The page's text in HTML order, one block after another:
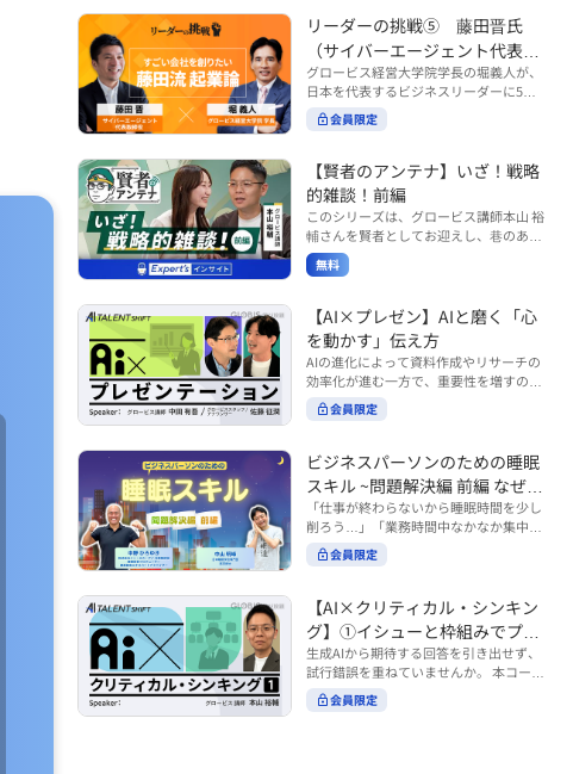
す。 本コースでは、基礎的なコーチング
の考え方を押さえたうえで、実際の職場
で起こりがちな事例をもとに、相手の思
考と行動を引き出す関わり方を学びま
す。 また、代表的なコーチングのフレー
ムワークである「GROWモデル」を取り
の主体性を引き出していくのかを、わか
りやすく解説します。 メンバーとの対話
を、成長を促す機会へと変えていく。そ
の第一歩としておすすめのコースです。
コース内で紹介している「傾聴力」を深
めたい方は、こちらも合わせてご覧くだ
さい。 ・傾聴力 ~リーダーのための聴く
is.co.jp/ja/courses/fe285262/learn/step
s/59808 ・傾聴力 ~リーダーのための聴
く技術~（実践編） https://unlimited.gl
obis.co.jp/ja/courses/01d24a39/learn/s
teps/59813 ※本動画は、制作時点の情
報に基づき作成したものです（2026年6
月制作）
バックオフィス」では、人事・総務・労
務・経理・情報システムなどのバックオ
フィス領域において、定型業務の自動化
や効率化といった現場レベルのAI活用だ
けでなく、いかにして経営や戦略に貢献
する存在へと進化していくのかについて
考えを深め、学んでいきます。 ■こんな
理・情シスなど、バックオフィス部門を
率いるリーダー・マネージャーの方 ・バ
ックオフィス業務へのAI活用やDX推進を
担っている方 ・AI時代におけるバックオ
フィスの役割や戦略のあり方を考えたい
方 ■AIシフトシリーズとは？ 『AI BUSI
で設計された全12回のシリーズです。
（順次公開） https://unlimited.globis.c
o.jp/ja/tags/AI%E3%83%93%E3%82%B
8%E3%83%8D%E3%82%B9%E3%82%
B7%E3%83%95%E3%83%88 ・基礎編
（第1回〜3回）：リーダーやマネージャ
ーに求められる、AI時代の基礎的なリテ
ジメント編（第4回〜7回）：AI時代のリ
ーダーシップや組織変革を中心に学ぶコ
ース ・機能別戦略編（第8回〜12回）：
AI時代における機能別での戦略のあり方
を中心に学ぶコース より実践的なAIツー
ルの活用法について学びたい方は『AI W
earch?tag=AI%E3%83%AF%E3%83%B
C%E3%82%AF%E3%82%B7%E3%83%
95%E3%83%88 ※本コースは、AIのマネ
ジメント活用を学ぶ「AIビジネスシフ
ト」シリーズの一環として提供していま
す。 ※本動画は、制作時点の情報に基づ
リーダーの挑戦⑤ 藤田晋氏
（サイバーエージェント代表取
締役）
グロービス経営大学院学長の堀義人が、
日本を代表するビジネスリーダーに5つ
の質問（能力開発／挑戦／試練／仲間／
志）を投げかけ、その人生哲学を解き明
ーエージェント代表取締役の藤田晋氏。
起業の理由、経営をどうやって学んだ
か、アメーバブログ・ABEMAの立ち上
げ、経営チームづくりについてなど聞い
ていきます。（肩書きは2020年12月11
日撮影当時のもの） 藤田 晋 サイバー
ス・キャピタル・パートナーズ 代表パ
ートナー
会員限定
【賢者のアンテナ】いざ！戦略
的雑談！前編
このシリーズは、グロービス講師本山 裕
輔さんを賢者としてお迎えし、巷のあり
とあらゆるものを独自の視点で紐解き、
皆様の学びの意欲を刺激するコンテンツ
期配信されます。 取り上げて欲しいご質
問やテーマ、感想を随時受け付けていま
す。 グーグルフォーム（https://forms.g
le/qqoBYuRUmUYz4scC6） または グ
ロ放題編集部員のX（https://x.com/mai
rakobayashi） まで、ぜひご要望をお
6月制作）
無料
【AI×プレゼン】AIと磨く「心
を動かす」伝え方
AIの進化によって資料作成やリサーチの
効率化が進む一方で、重要性を増すのが
「伝える力」です。本コースでは、AI時
代のプレゼンに求められるデリバリース
を客観的に評価し、改善できるAI活用法
も紹介。大事な場面で「心を動かす」プ
レゼンをしたい方におすすめです。関連
コース「プレゼンテーションスキル」も
併せてご覧ください。 ▼プレゼン動画分
析プロンプト（辛口） https://hodai.glo
bis.co.jp/learning_documents/6f976cd
ル https://unlimited.globis.co.jp/ja/co
urses/598f3254/ ※本コースは、AI時代
のビジネススキルを学ぶ「AIタレントシ
フト」シリーズの一環として提供してい
ます。 https://unlimited.globis.co.jp/j
a/tags/AI%E3%82%BF%E3%83%AC%E
会員限定
ビジネスパーソンのための睡眠
スキル ~問題解決編 前編 なぜ眠
れないのか？~
「仕事が終わらないから睡眠時間を少し
削ろう…」「業務時間中なかなか集中で
きない…」「毎日朝起きるのがつら
い…」。 あなたはこのような経験をした
トの時間をやりくりするために、真っ先
に削りがちなのが「睡眠」時間。 実は
今、日本社会は世界と比較して「最も眠
らない国」だということもわかってきて
います。 慢性的な睡眠不足は、心身の健
康に悪影響なだけでなく、仕事のパフォ
ーマンスにも当然大きな影響を与え、社
会員限定
【AI×クリティカル・シンキン
グ】①イシューと枠組みでプロ
ンプトを磨く
生成AIから期待する回答を引き出せず、
試行錯誤を重ねていませんか。 本コース
では、生成AI活用の質を高める鍵とし
て、クリティカル・シンキングの視点か
会員限定